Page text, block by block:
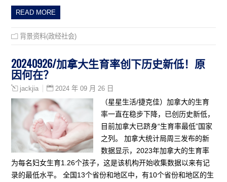
READ MORE
背景资料(政经社会)
20240926/加拿大生育率创下历史新低！原
因何在？
jackjia 2024 年 09 月 26 日
（星星生活/捷克佳）加拿大的生育
率一直在稳步下降，已创历史新低，
目前加拿大已跻身“生育率最低”国家
之列。 加拿大统计局周三发布的新
数据显示，2023年加拿大的生育率
为每名妇女生育1.26个孩子，这是该机构开始收集数据以来有记
录的最低水平。 全国13个省份和地区中，有10个省份和地区的生